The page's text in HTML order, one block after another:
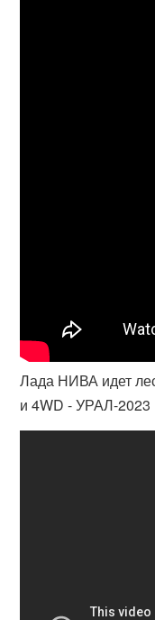
Лада НИВА идет
и 4WD - УРАЛ-2023